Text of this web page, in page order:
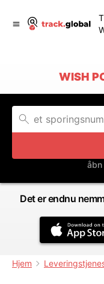
WISH
Det er endnu
Hjem